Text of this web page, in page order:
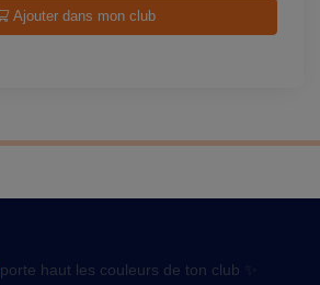
Ajouter dans mon club
porte haut les couleurs de ton club ✨